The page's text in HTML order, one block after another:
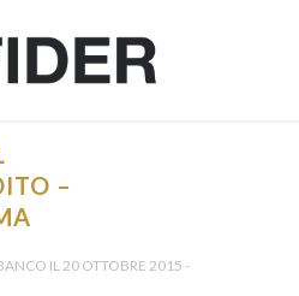
–
IL 20 OTTOBRE 2015 -